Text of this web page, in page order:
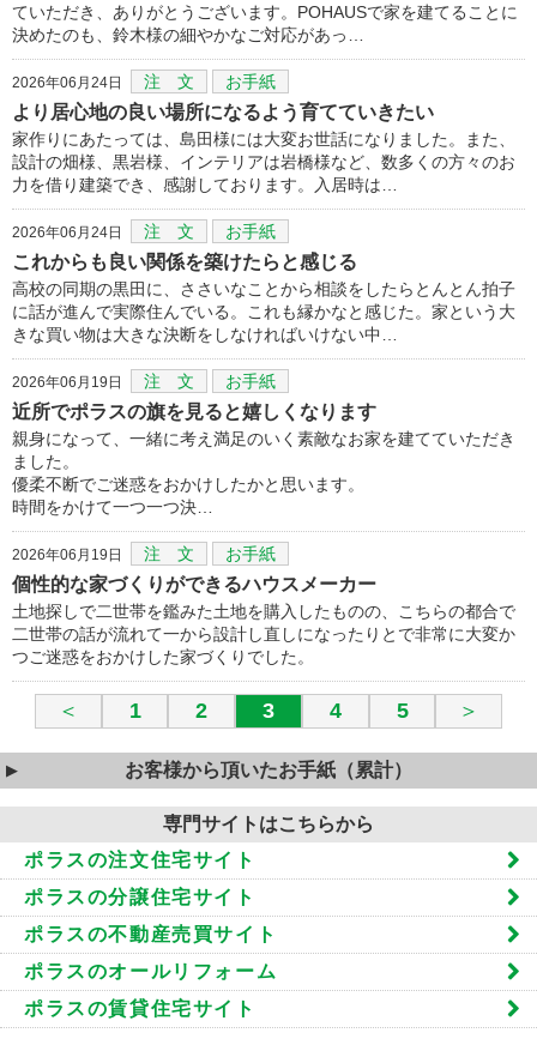
ていただき、ありがとうございます。POHAUSで家を建てることに
決めたのも、鈴木様の細やかなご対応があっ…
2026年06月24日 注 文 お手紙
より居心地の良い場所になるよう育てていきたい
家作りにあたっては、島田様には大変お世話になりました。また、
設計の畑様、黒岩様、インテリアは岩橋様など、数多くの方々のお
力を借り建築でき、感謝しております。入居時は…
2026年06月24日 注 文 お手紙
これからも良い関係を築けたらと感じる
高校の同期の黒田に、ささいなことから相談をしたらとんとん拍子
に話が進んで実際住んでいる。これも縁かなと感じた。家という大
きな買い物は大きな決断をしなければいけない中…
2026年06月19日 注 文 お手紙
近所でポラスの旗を見ると嬉しくなります
親身になって、一緒に考え満足のいく素敵なお家を建てていただき
ました。
優柔不断でご迷惑をおかけしたかと思います。
時間をかけて一つ一つ決…
2026年06月19日 注 文 お手紙
個性的な家づくりができるハウスメーカー
土地探しで二世帯を鑑みた土地を購入したものの、こちらの都合で
二世帯の話が流れて一から設計し直しになったりとで非常に大変か
つご迷惑をおかけした家づくりでした。
＜ 1 2 3 4 5 ＞
お客様から頂いたお手紙（累計）
専門サイトはこちらから
ポラスの注文住宅サイト
ポラスの分譲住宅サイト
ポラスの不動産売買サイト
ポラスのオールリフォーム
ポラスの賃貸住宅サイト